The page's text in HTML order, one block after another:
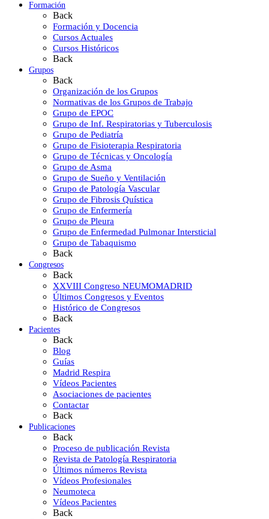
Formación
Back
Formación y Docencia
Cursos Actuales
Cursos Históricos
Back
Grupos
Back
Organización de los Grupos
Normativas de los Grupos de Trabajo
Grupo de EPOC
Grupo de Inf. Respiratorias y Tuberculosis
Grupo de Pediatría
Grupo de Fisioterapia Respiratoria
Grupo de Técnicas y Oncología
Grupo de Asma
Grupo de Sueño y Ventilación
Grupo de Patología Vascular
Grupo de Fibrosis Quística
Grupo de Enfermería
Grupo de Pleura
Grupo de Enfermedad Pulmonar Intersticial
Grupo de Tabaquismo
Back
Congresos
Back
XXVIII Congreso NEUMOMADRID
Últimos Congresos y Eventos
Histórico de Congresos
Back
Pacientes
Back
Blog
Guías
Madrid Respira
Vídeos Pacientes
Asociaciones de pacientes
Contactar
Back
Publicaciones
Back
Proceso de publicación Revista
Revista de Patología Respiratoria
Últimos números Revista
Vídeos Profesionales
Neumoteca
Vídeos Pacientes
Back